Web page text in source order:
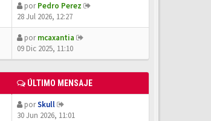
porPedro Perez
28 Jul 2026, 12:27
pormcaxantia
09 Dic 2025, 11:10
ÚLTIMO MENSAJE
porSkull
30 Jun 2026, 11:01